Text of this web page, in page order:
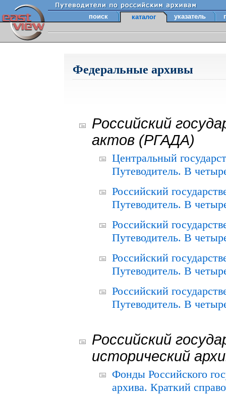
поиск каталог указатель
Федеральные архивы
Российский
актов (РГАДА)
Центральный
Путеводитель. В
Российский
Путеводитель. В
Российский
Путеводитель. В
Российский
Путеводитель. В
Российский
Путеводитель. В
Российский
исторический
Фонды Российского
архива. Краткий